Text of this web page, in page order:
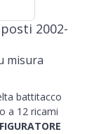
2002-
misura
battitacco
a 12 ricami